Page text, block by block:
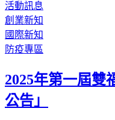
活動訊息
創業新知
國際新知
防疫專區
2025年第一屆雙
公告」